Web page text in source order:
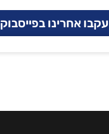
עקבו אחרינו בפייסבוק